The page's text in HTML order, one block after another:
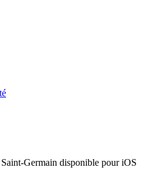
Germain disponible pour iOS